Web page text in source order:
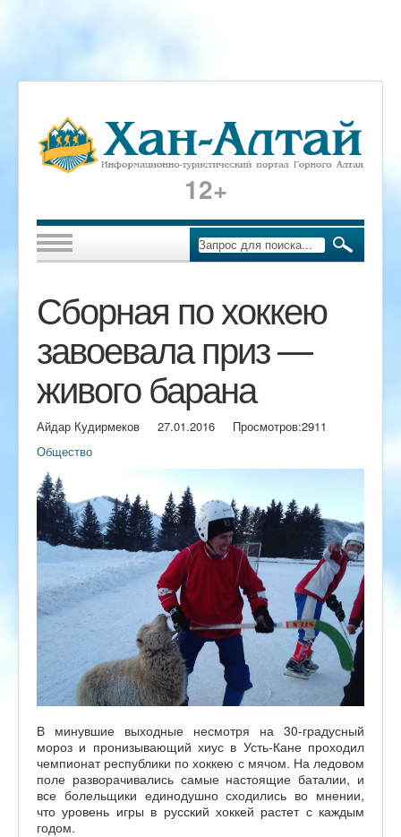
12+
Сборная по хоккею
завоевала приз —
живого барана
Айдар Кудирмеков 27.01.2016 Просмотров:2911
Общество
В минувшие выходные несмотря на 30-градусный
мороз и пронизывающий хиус в Усть-Кане проходил
чемпионат республики по хоккею с мячом. На ледовом
поле разворачивались самые настоящие баталии, и
все болельщики единодушно сходились во мнении,
что уровень игры в русский хоккей растет с каждым
годом.